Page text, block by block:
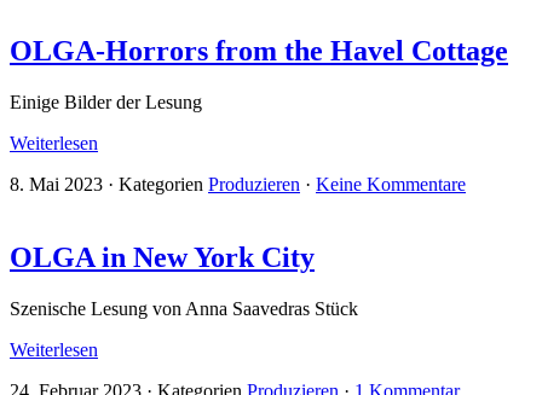
OLGA-Horrors from the Havel Cottage
Einige Bilder der Lesung
Weiterlesen
8. Mai 2023 · Kategorien Produzieren · Keine Kommentare
OLGA in New York City
Szenische Lesung von Anna Saavedras Stück
Weiterlesen
24. Februar 2023 · Kategorien Produzieren · 1 Kommentar